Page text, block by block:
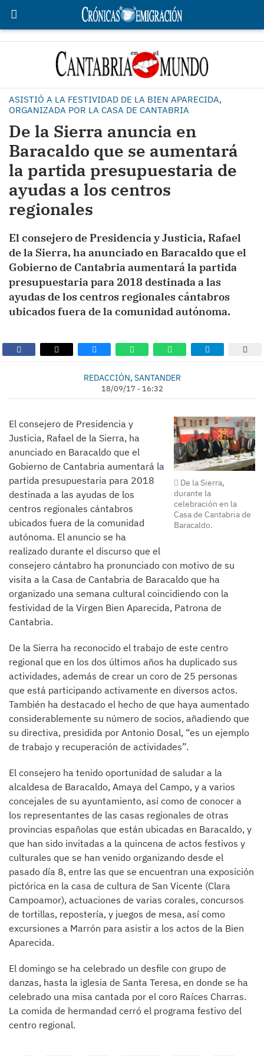
ASISTIÓ A LA FESTIVIDAD DE LA BIEN APARECIDA,
ORGANIZADA POR LA CASA DE CANTABRIA
De la Sierra anuncia en
Baracaldo que se aumentará
la partida presupuestaria de
ayudas a los centros
regionales
El consejero de Presidencia y Justicia, Rafael
de la Sierra, ha anunciado en Baracaldo que el
Gobierno de Cantabria aumentará la partida
presupuestaria para 2018 destinada a las
ayudas de los centros regionales cántabros
ubicados fuera de la comunidad autónoma.
​REDACCIÓN, SANTANDER
18/09/17 - 16:32
De la Sierra,
durante la
celebración en la
Casa de Cantabria de
Baracaldo.
El consejero de Presidencia y
Justicia, Rafael de la Sierra, ha
anunciado en Baracaldo que el
Gobierno de Cantabria aumentará la
partida presupuestaria para 2018
destinada a las ayudas de los
centros regionales cántabros
ubicados fuera de la comunidad
autónoma. El anuncio se ha
realizado durante el discurso que el
consejero cántabro ha pronunciado con motivo de su
visita a la Casa de Cantabria de Baracaldo que ha
organizado una semana cultural coincidiendo con la
festividad de la Virgen Bien Aparecida, Patrona de
Cantabria.
De la Sierra ha reconocido el trabajo de este centro
regional que en los dos últimos años ha duplicado sus
actividades, además de crear un coro de 25 personas
que está participando activamente en diversos actos.
También ha destacado el hecho de que haya aumentado
considerablemente su número de socios, añadiendo que
su directiva, presidida por Antonio Dosal, “es un ejemplo
de trabajo y recuperación de actividades”.
El consejero ha tenido oportunidad de saludar a la
alcaldesa de Baracaldo, Amaya del Campo, y a varios
concejales de su ayuntamiento, así como de conocer a
los representantes de las casas regionales de otras
provincias españolas que están ubicadas en Baracaldo, y
que han sido invitadas a la quincena de actos festivos y
culturales que se han venido organizando desde el
pasado día 8, entre las que se encuentran una exposición
pictórica en la casa de cultura de San Vicente (Clara
Campoamor), actuaciones de varias corales, concursos
de tortillas, repostería, y juegos de mesa, así como
excursiones a Marrón para asistir a los actos de la Bien
Aparecida.
El domingo se ha celebrado un desfile con grupo de
danzas, hasta la iglesia de Santa Teresa, en donde se ha
celebrado una misa cantada por el coro Raíces Charras.
La comida de hermandad cerró el programa festivo del
centro regional.